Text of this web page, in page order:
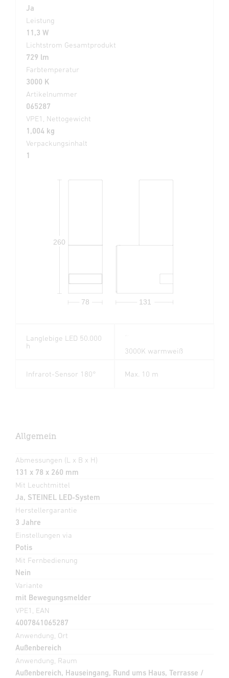
Ja
Leistung
11,3 W
Lichtstrom Gesamtprodukt
729 lm
Farbtemperatur
3000 K
Artikelnummer
065287
VPE1, Nettogewicht
1,004 kg
Verpackungsinhalt
1
131
78
260
Langlebige LED 50.000
h
3000K warmweiß
Infrarot-Sensor 180° Max. 10 m
Allgemein
Abmessungen (L x B x H)
131 x 78 x 260 mm
Mit Leuchtmittel
Ja, STEINEL LED-System
Herstellergarantie
3 Jahre
Einstellungen via
Potis
Mit Fernbedienung
Nein
Variante
mit Bewegungsmelder
VPE1, EAN
4007841065287
Anwendung, Ort
Außenbereich
Anwendung, Raum
Außenbereich, Hauseingang, Rund ums Haus, Terrasse /